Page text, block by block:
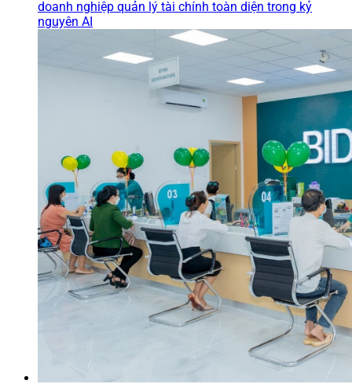
doanh nghiệp quản lý tài chính toàn diện trong kỷ
nguyên AI